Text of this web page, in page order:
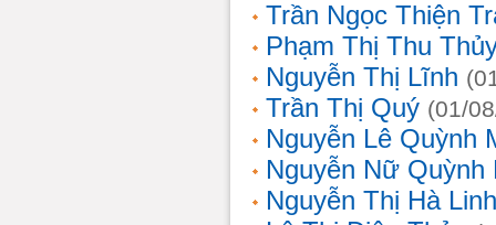
Trần Ngọc Thiện
Phạm Thị Thu
Nguyễn Thị Lĩnh
Trần Thị Quý (01/
Nguyễn Lê Quỳnh
Nguyễn Nữ
Nguyễn Thị Hà Linh